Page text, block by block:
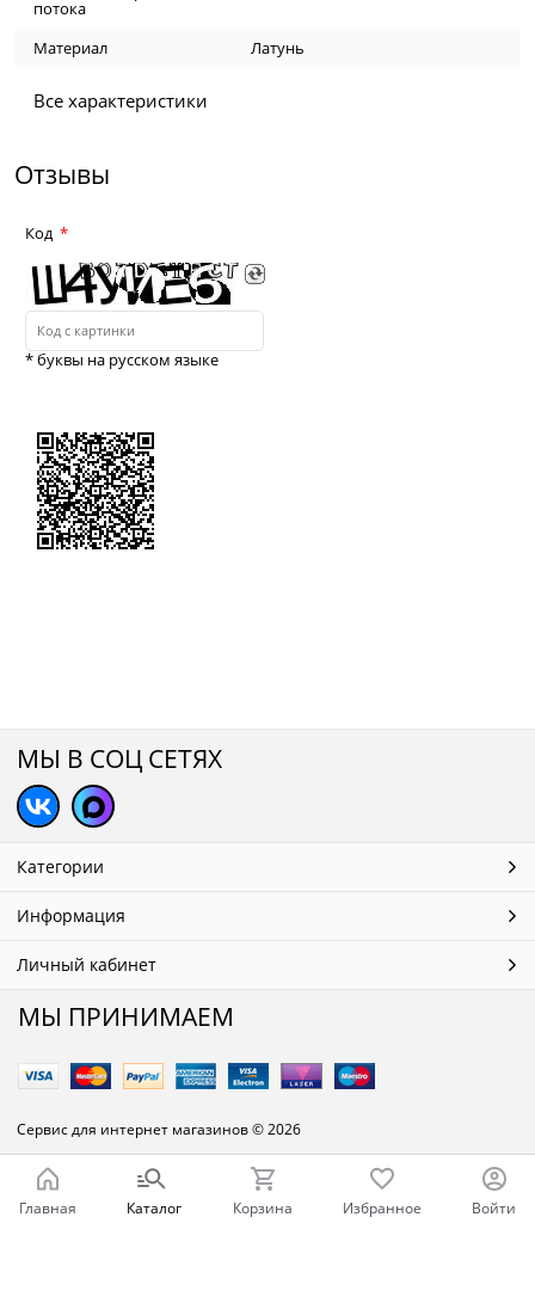
потока
Материал Латунь
Все характеристики
Отзывы
Код
* буквы на русском языке
МЫ В СОЦ СЕТЯХ
Категории
Информация
Личный кабинет
МЫ ПРИНИМАЕМ
Сервис для интернет магазинов© 2026
Главная Каталог Корзина Избранное Войти